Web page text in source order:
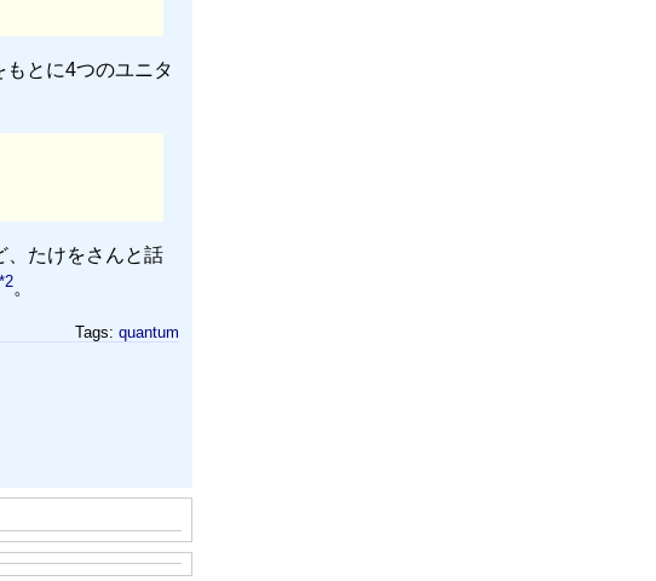
とに4つのユニタ
、たけをさんと話
*2。
Tags: quantum